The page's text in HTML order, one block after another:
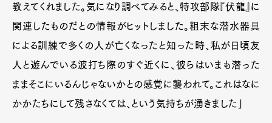
教えてくれました。気になり調べてみると、特攻部隊『伏龍』に
関連したものだとの情報がヒットしました。粗末な潜水器具
による訓練で多くの人が亡くなったと知った時、私が日頃友
人と遊んでいる波打ち際のすぐ近くに、彼らはいまも潜った
ままそこにいるんじゃないかとの感覚に襲われて。これはなに
かかたちにして残さなくては、という気持ちが湧きました」